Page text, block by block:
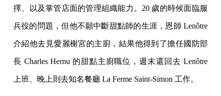
擇、以及掌管店面的管理組織能力。20 歲的時候面臨服
兵役的問題，但他不願中斷甜點師的生涯，恩師 Lenôtre
介紹他去見愛麗榭宮的主廚，結果他得到了擔任國防部
長 Charles Hernu 的甜點主廚職位，週末還回去 Lenôtre
上班、晚上則去知名餐廳 La Ferme Saint-Simon 工作。